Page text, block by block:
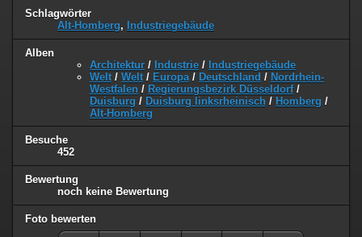
Schlagwörter
Alt-Homberg, Industriegebäude
Alben
Architektur / Industrie / Industriegebäude
Welt / Welt / Europa / Deutschland / Nordrhein-
Westfalen / Regierungsbezirk Düsseldorf/
Duisburg / Duisburg linksrheinisch / Homberg /
Alt-Homberg
Besuche
452
Bewertung
noch keine Bewertung
Foto bewerten